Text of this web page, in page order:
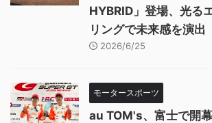
HYBRID」登場、光る
リングで未来感を演出
2026/6/25
モータースポーツ
au TOM's、富士で開